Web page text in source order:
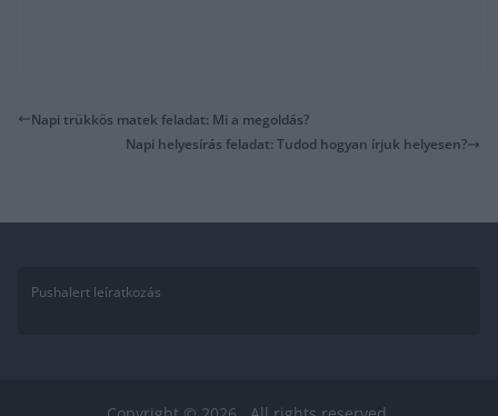
Napi trükkös matek feladat: Mi a megoldás?
Napi helyesírás feladat: Tudod hogyan írjuk helyesen?
Pushalert leíratkozás